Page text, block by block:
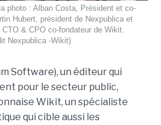
photo : Alban Costa, Président et co-
Hubert, président de Nexpublica et
& CPO co-fondateur de Wikit.
Nexpublica -Wikit)
Software), un éditeur qui
pour le secteur public,
Wikit, un spécialiste
qui cible aussi les